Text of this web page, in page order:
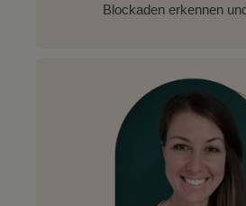
Blockaden erkennen